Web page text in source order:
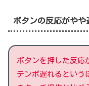
ボタンの反応がやや
ボタンを押した反応
テンポ遅れるという